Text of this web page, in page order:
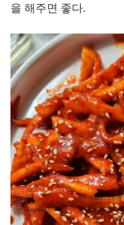
을 해주면 좋다.